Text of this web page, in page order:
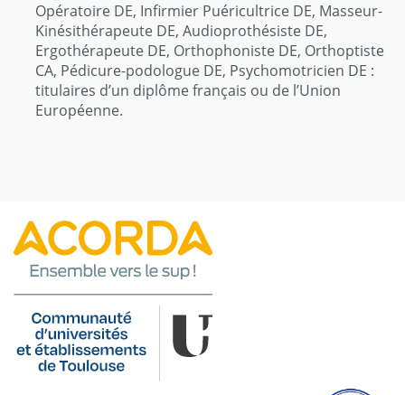
Opératoire DE, Infirmier Puéricultrice DE, Masseur-
Kinésithérapeute DE, Audioprothésiste DE,
Ergothérapeute DE, Orthophoniste DE, Orthoptiste
CA, Pédicure-podologue DE, Psychomotricien DE :
titulaires d’un diplôme français ou de l’Union
Européenne.